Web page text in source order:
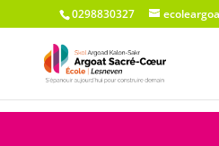
0298830327